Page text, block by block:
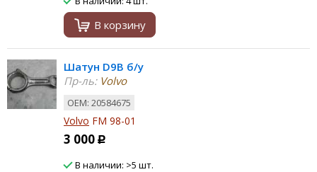
В корзину
Шатун D9B б/у
Пр-ль:Volvo
ОЕМ: 20584675
Volvo FM 98-01
3 000 Р
В наличии: >5 шт.